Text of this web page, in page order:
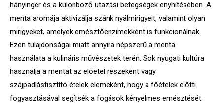
hányinger és a különböző utazási betegségek enyhítésében. A
menta aromája aktivizálja szánk nyálmirigyeit, valamint olyan
mirigyeket, amelyek emésztőenzimekként is funkcionálnak.
Ezen tulajdonságai miatt annyira népszerű a menta
használata a kulináris művészetek terén. Sok nyugati kultúra
használja a mentát az előétel részeként vagy
szájpadlástisztító ételek elemeként, hogy a főételek előtti
fogyasztásával segítsék a fogások kényelmes emésztését.